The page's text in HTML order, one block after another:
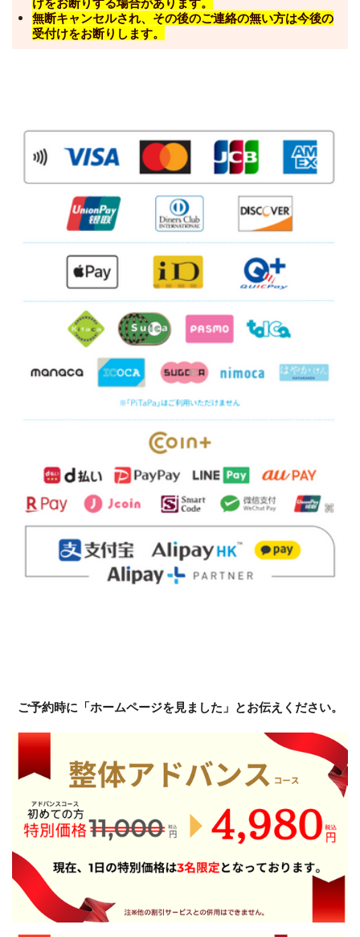
無断キャンセルされ、その後のご連絡の無い方は今後の
受付けをお断りします。
ご予約時に「ホームページを見ました 」とお伝えください。